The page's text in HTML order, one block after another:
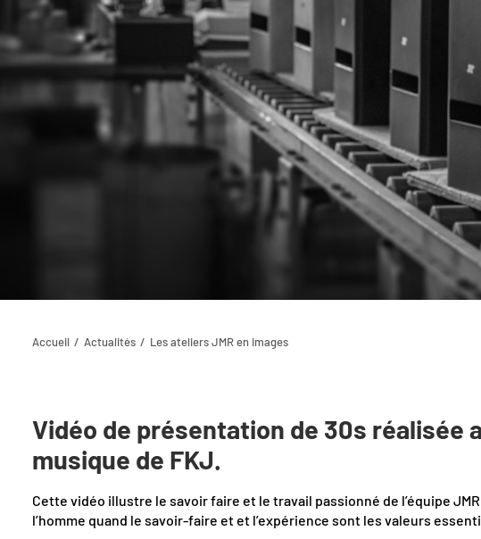
Accueil Actualités Les ateliers JMR en images
Vidéo de présentation de 30s réalisée
musique de FKJ.
Cette vidéo illustre le savoir faire et le travail passionné de l’équipe
l’homme quand le savoir-faire et et l’expérience sont les valeurs